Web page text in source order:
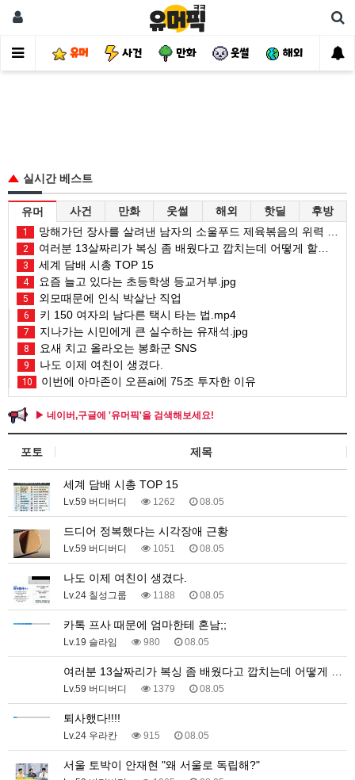
유머 사건 만화 웃썰 해외 핫
실시간 베스트
유머 사건 만화 웃썰 해외 핫딜 후방
1 망해가던 장사를 살려낸 남자의 소울푸드 제육볶음의 위력 ㅋㅋ
2 여러분 13살짜리가 복싱 좀 배웠다고 깝치는데 어떻게 할까요?
3 세계 담배 시총 TOP 15
4 요즘 늘고 있다는 초등학생 등교거부.jpg
5 외모때문에 인식 박살난 직업
6 키 150 여자의 남다른 택시 타는 법.mp4
7 지나가는 시민에게 큰 실수하는 유재석.jpg
8 요새 치고 올라오는 봉화군 SNS
9 나도 이제 여친이 생겼다.
10 이번에 아마존이 오픈ai에 75조 투자한 이유
▶ 네이버,구글에 '유머픽'을 검색해보세요!
포토 제목
세계 담배 시총 TOP 15
Lv.59 버디버디 1262 08.05
드디어 정복했다는 시각장애 근황
Lv.59 버디버디 1051 08.05
나도 이제 여친이 생겼다.
Lv.24 칠성그룹 1188 08.05
카톡 프사 때문에 엄마한테 혼남;;
Lv.19 슬라임 980 08.05
여러분 13살짜리가 복싱 좀 배웠다고 깝치는데 어떻게 …
Lv.59 버디버디 1379 08.05
퇴사했다!!!!
Lv.24 우라칸 915 08.05
서울 토박이 안재현 "왜 서울로 독립해?"